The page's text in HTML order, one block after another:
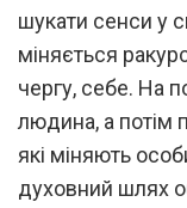
шукати сенси у
міняється
чергу, себе. На
людина, а потім
які міняють
духовний шлях